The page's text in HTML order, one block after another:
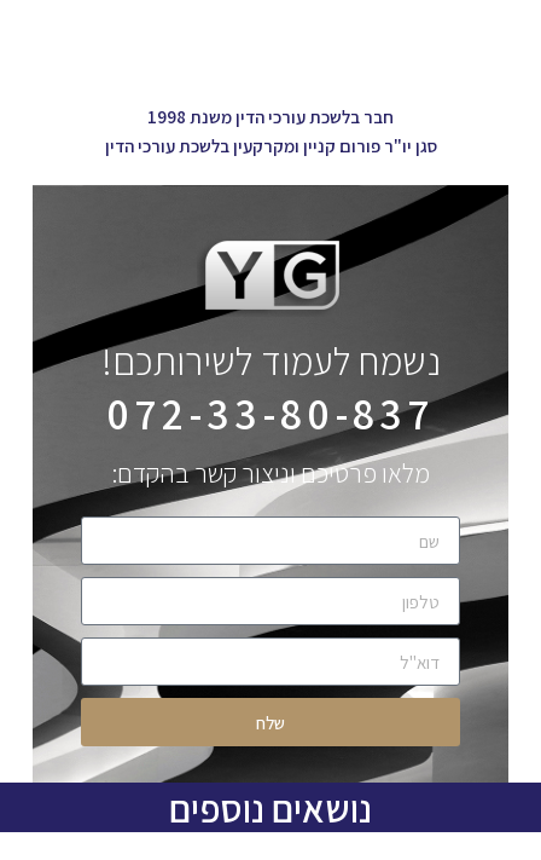
חבר בלשכת עורכי הדין משנת 1998
סגן יו"ר פורום קניין ומקרקעין בלשכת עורכי הדין
נשמח לעמוד לשירותכם!
072-33-80-837
מלאו פרטיכם וניצור קשר בהקדם:
שלח
נושאים נוספים